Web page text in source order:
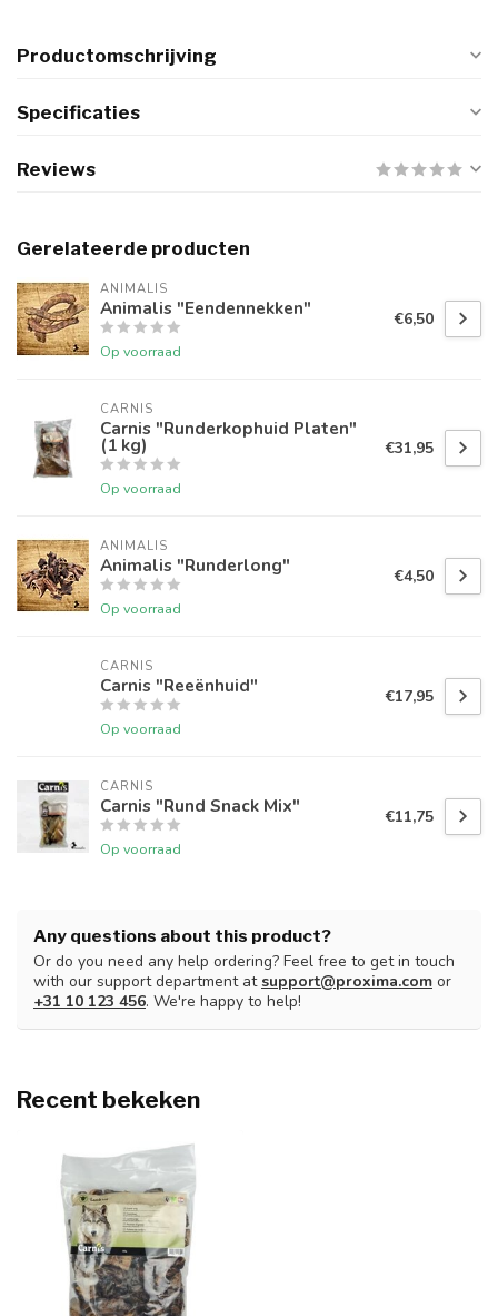
Productomschrijving
Specificaties
Reviews
Gerelateerde producten
ANIMALIS
Animalis "Eendennekken"
Op voorraad
€6,50
CARNIS
Carnis "Runderkophuid Platen"
(1 kg)
Op voorraad
€31,95
ANIMALIS
Animalis "Runderlong"
Op voorraad
€4,50
CARNIS
Carnis "Reeënhuid"
Op voorraad
€17,95
CARNIS
Carnis "Rund Snack Mix"
Op voorraad
€11,75
Any questions about this product?
Or do you need any help ordering? Feel free to get in touch
with our support department atsupport@proxima.com or
+31 10 123 456. We're happy to help!
Recent bekeken